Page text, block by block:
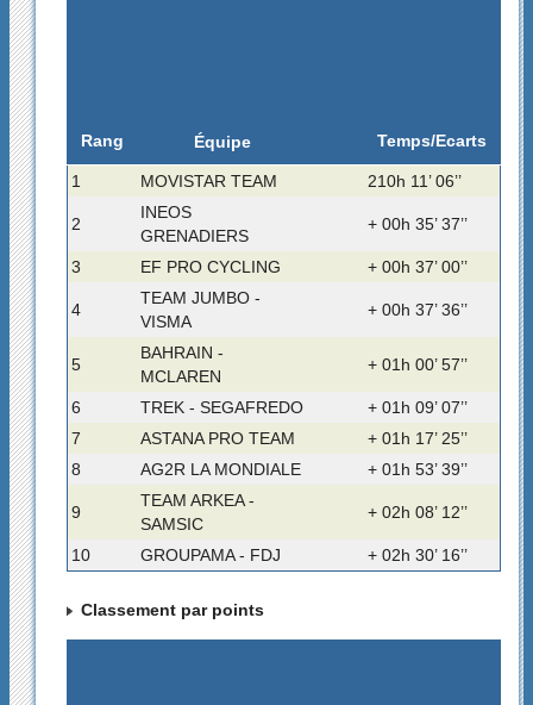
Rang Équipe Temps/Ecarts
1 MOVISTAR TEAM 210h 11’ 06’’
2
INEOS
GRENADIERS
+ 00h 35’ 37’’
3 EF PRO CYCLING + 00h 37’ 00’’
4
TEAM JUMBO -
VISMA
+ 00h 37’ 36’’
5
BAHRAIN -
MCLAREN
+ 01h 00’ 57’’
6 TREK - SEGAFREDO
+ 01h 09’ 07’’
7
ASTANA PRO TEAM
+ 01h 17’ 25’’
8
AG2R LA MONDIALE + 01h 53’ 39’’
9
TEAM ARKEA -
SAMSIC
+ 02h 08’ 12’’
10 GROUPAMA - FDJ + 02h 30’ 16’’
Classement par points